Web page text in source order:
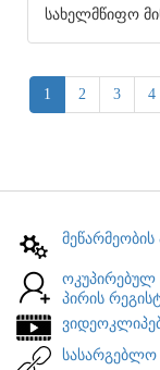
სახელმწიფო
1 2 3 4
ოკუპირებულ
პირის
სასარგებლო